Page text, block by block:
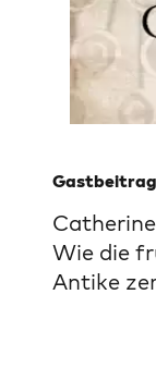
Gastbeitrag
Wie die
Antike